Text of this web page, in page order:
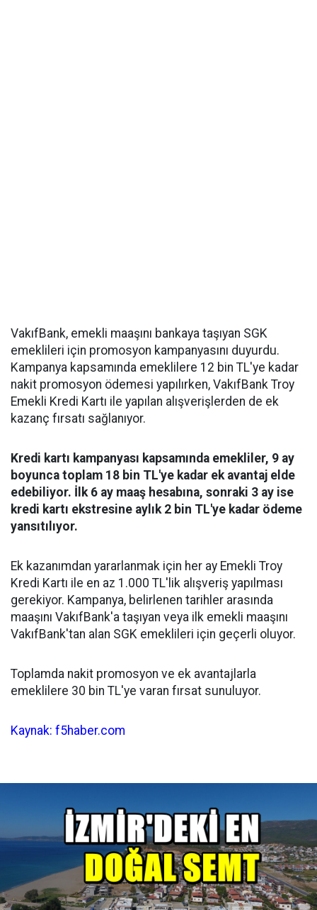
VakıfBank, emekli maaşını bankaya taşıyan SGK
emeklileri için promosyon kampanyasını duyurdu.
Kampanya kapsamında emeklilere 12 bin TL'ye kadar
nakit promosyon ödemesi yapılırken, VakıfBank Troy
Emekli Kredi Kartı ile yapılan alışverişlerden de ek
kazanç fırsatı sağlanıyor.
Kredi kartı kampanyası kapsamında emekliler, 9 ay
boyunca toplam 18 bin TL'ye kadar ek avantaj elde
edebiliyor. İlk 6 ay maaş hesabına, sonraki 3 ay ise
kredi kartı ekstresine aylık 2 bin TL'ye kadar ödeme
yansıtılıyor.
Ek kazanımdan yararlanmak için her ay Emekli Troy
Kredi Kartı ile en az 1.000 TL'lik alışveriş yapılması
gerekiyor. Kampanya, belirlenen tarihler arasında
maaşını VakıfBank'a taşıyan veya ilk emekli maaşını
VakıfBank'tan alan SGK emeklileri için geçerli oluyor.
Toplamda nakit promosyon ve ek avantajlarla
emeklilere 30 bin TL'ye varan fırsat sunuluyor.
Kaynak: f5haber.com